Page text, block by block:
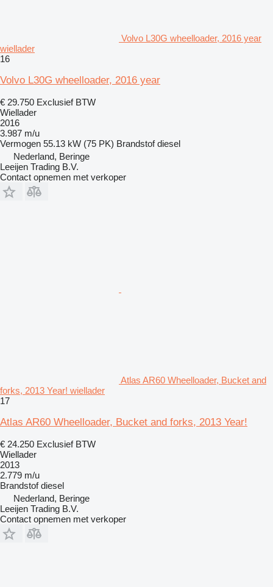
Volvo L30G wheelloader, 2016 year
wiellader
16
Volvo L30G wheelloader, 2016 year
€ 29.750 Exclusief BTW
Wiellader
2016
3.987 m/u
Vermogen 55.13 kW (75 PK) Brandstof diesel
Nederland, Beringe
Leeijen Trading B.V.
Contact opnemen met verkoper
Atlas AR60 Wheelloader, Bucket and
forks, 2013 Year! wiellader
17
Atlas AR60 Wheelloader, Bucket and forks, 2013 Year!
€ 24.250 Exclusief BTW
Wiellader
2013
2.779 m/u
Brandstof diesel
Nederland, Beringe
Leeijen Trading B.V.
Contact opnemen met verkoper